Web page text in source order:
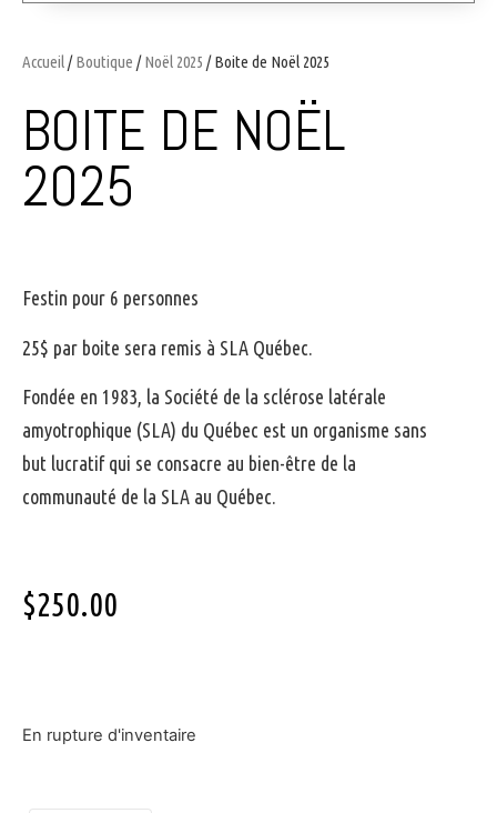
Accueil/Boutique /Noël 2025 / Boite de Noël 2025
BOITE DE NOËL
2025
Festin pour 6 personnes
25$ par boite sera remis à SLA Québec.
Fondée en 1983, la Société de la sclérose latérale
amyotrophique (SLA) du Québec est un organisme sans
but lucratif qui se consacre au bien-être de la
communauté de la SLA au Québec.
$250.00
En rupture d'inventaire